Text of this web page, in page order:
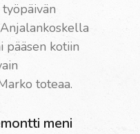
pääsen kotiin
toteaa.
meni